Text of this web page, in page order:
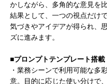
かしながら、多角的な意見を
結果として、一つの視点だけ
気づきやアイデアが得られ、
ズに進みます。
■プロンプトテンプレート搭載
・業務シーンで利用可能な多
意。目的に応じた使い分けで